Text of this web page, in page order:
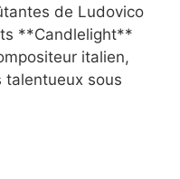
de Ludovico
**Candlelight**
italien,
talentueux sous